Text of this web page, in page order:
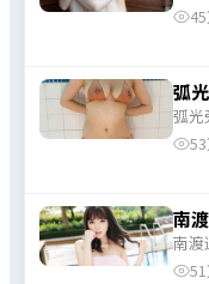
然”
弧
弧光
常见
南
南
片段